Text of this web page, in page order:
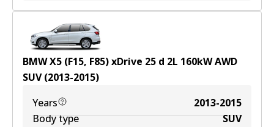
BMW X5 (F15, F85) xDrive 25 d 2L 160kWAWD
SUV(2013-2015)
Years
2013-2015
Body type
SUV